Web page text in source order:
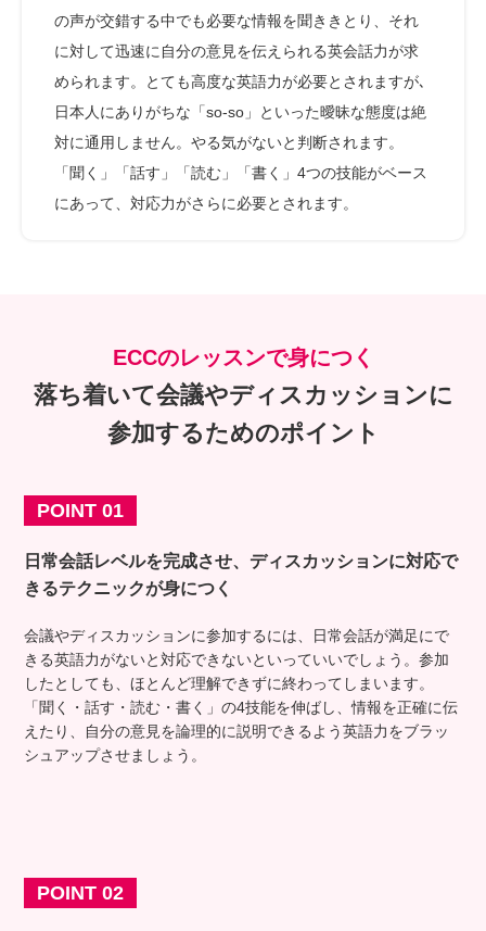
の声が交錯する中でも必要な情報を聞ききとり、それ
に対して迅速に自分の意見を伝えられる英会話力が求
められます。とても高度な英語力が必要とされますが､
日本人にありがちな「so-so」といった曖昧な態度は絶
対に通用しません。やる気がないと判断されます。
「聞く」「話す」「読む」「書く」4つの技能がベース
にあって、対応力がさらに必要とされます。
ECCのレッスンで身につく
落ち着いて会議やディスカッションに
参加するためのポイント
POINT 01
日常会話レベルを完成させ、ディスカッションに対応で
きるテクニックが身につく
会議やディスカッションに参加するには、日常会話が満足にで
きる英語力がないと対応できないといっていいでしょう。参加
したとしても、ほとんど理解できずに終わってしまいます。
「聞く・話す・読む・書く」の4技能を伸ばし、情報を正確に伝
えたり、自分の意見を論理的に説明できるよう英語力をブラッ
シュアップさせましょう。
POINT 02